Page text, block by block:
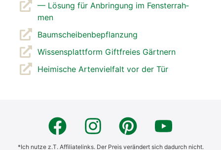
— Lösung für Anbrin­gung im Fens­ter­rah­
men
Baum­schei­ben­be­pflan­zung
Wis­sens­platt­form Gift­frei­es Gärt­nern
Hei­mi­sche Arten­viel­falt vor der Tür
*Ich nutze z.T. Affiliatelinks. Der Preis verändert sich dadurch nicht.